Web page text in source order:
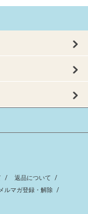
/ 返品について /
ルマガ登録・解除 /